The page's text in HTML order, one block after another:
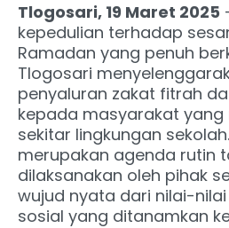
Tlogosari, 19 Maret 2025
kepedulian terhadap
Ramadan yang penuh
Tlogosari
penyaluran zakat fitrah
kepada masyarakat
sekitar lingkungan
merupakan agenda rutin
dilaksanakan oleh pihak
wujud nyata dari nilai-
sosial yang ditanamkan